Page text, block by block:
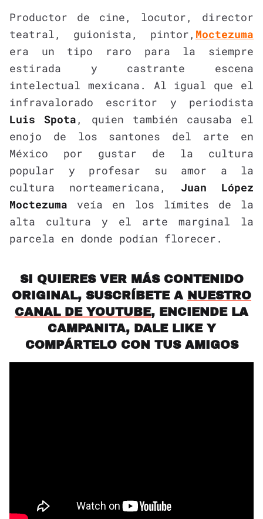
Productor de cine, locutor, director
teatral, guionista, pintor, Moctezuma
era un tipo raro para la siempre
estirada y castrante escena
intelectual mexicana. Al igual que el
infravalorado escritor y periodista
Luis Spota , quien también causaba el
enojo de los santones del arte en
México por gustar de la cultura
popular y profesar su amor a la
cultura norteamericana, Juan López
Moctezuma veía en los límites de la
alta cultura y el arte marginal la
parcela en donde podían florecer.
SI QUIERES VER MÁS CONTENIDO
ORIGINAL, SUSCRÍBETE A NUESTRO
CANAL DE YOUTUBE, ENCIENDE LA
CAMPANITA, DALE LIKE Y
COMPÁRTELO CON TUS AMIGOS